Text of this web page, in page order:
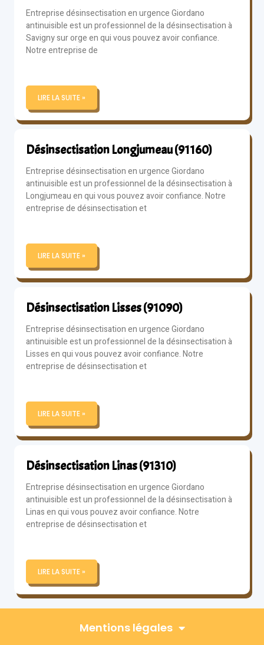
Entreprise désinsectisation en urgence Giordano
antinuisible est un professionnel de la désinsectisation à
Savigny sur orge en qui vous pouvez avoir confiance.
Notre entreprise de
LIRE LA SUITE »
Désinsectisation Longjumeau (91160)
Entreprise désinsectisation en urgence Giordano
antinuisible est un professionnel de la désinsectisation à
Longjumeau en qui vous pouvez avoir confiance. Notre
entreprise de désinsectisation et
LIRE LA SUITE »
Désinsectisation Lisses (91090)
Entreprise désinsectisation en urgence Giordano
antinuisible est un professionnel de la désinsectisation à
Lisses en qui vous pouvez avoir confiance. Notre
entreprise de désinsectisation et
LIRE LA SUITE »
Désinsectisation Linas (91310)
Entreprise désinsectisation en urgence Giordano
antinuisible est un professionnel de la désinsectisation à
Linas en qui vous pouvez avoir confiance. Notre
entreprise de désinsectisation et
LIRE LA SUITE »
Mentions légales